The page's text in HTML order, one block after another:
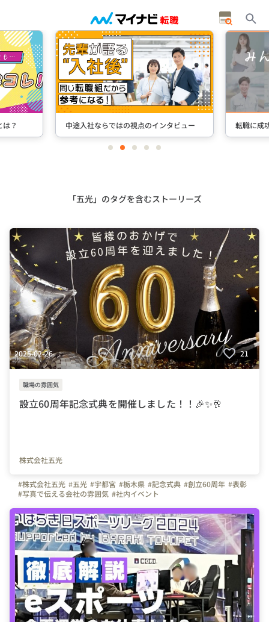
ュー 転職に成功した先輩たちのインタビュー ＋
itemitemitemitemitem
「五光」のタグを含むストーリーズ
2025-02-26 21
職場の雰囲気
設立60周年記念式典を開催しました！！🎉✨🥂
株式会社五光
#株式会社五光 #五光 #宇都宮 #栃木県 #記念式典 #創立60周年 #表彰
#写真で伝える会社の雰囲気 #社内イベント